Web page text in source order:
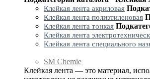
Клейкая лента акриловая
Клейкая лента полиэтиленовая
Клейкая лента тонкая
Клейкая лента
Клейкая лента специального
SM Chemie
Клейкая лента — это материал,